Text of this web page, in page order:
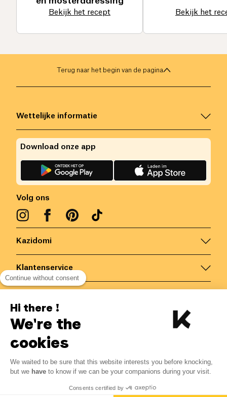
Bekijk het recept Bekijk het
Terug naar het begin van de pagina
Kazidomi
Klantenservice
Wettelijke informatie
Volg ons
Download onze app
België/NL
Alle rechten voorbehouden
Continue without consent
Hi there !
We're the
cookies
We waited to be sure that this website interests you before knocking,
but we have to know if we can be your companions during your visit.
Consents certified by